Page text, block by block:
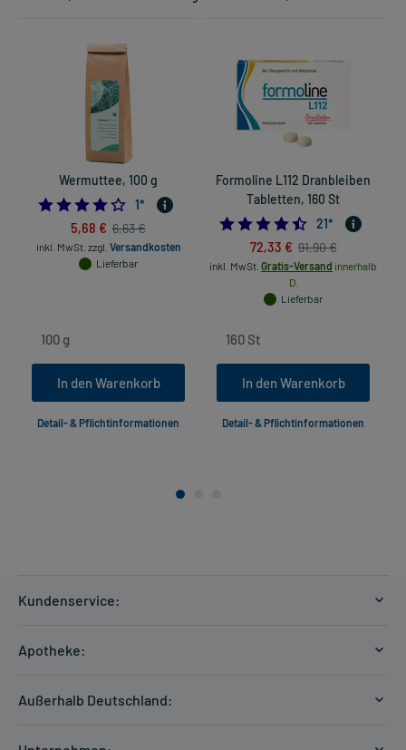
Wermuttee, 100 g
4.0
1*
5,68 € 6,63 €
inkl. MwSt. zzgl. Versandkosten
Lieferbar
In den Warenkorb
Detail- & Pflichtinformationen
Formoline L112 Dranbleiben
Tabletten, 160 St
21*
72,33 € 91,90 €
inkl. MwSt. Gratis-Versand innerhalb
D.
Lieferbar
In den Warenkorb
Detail- & Pflichtinformationen
Kundenservice:
Hilfe
Apotheke:
Außerhalb Deutschland: